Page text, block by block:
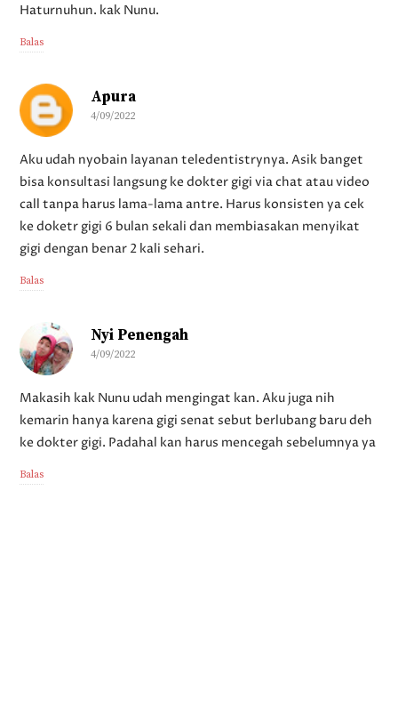
Haturnuhun. kak Nunu.
Balas
Apura
4/09/2022
Aku udah nyobain layanan teledentistrynya. Asik banget
bisa konsultasi langsung ke dokter gigi via chat atau video
call tanpa harus lama-lama antre. Harus konsisten ya cek
ke doketr gigi 6 bulan sekali dan membiasakan menyikat
gigi dengan benar 2 kali sehari.
Balas
Nyi Penengah
4/09/2022
Makasih kak Nunu udah mengingat kan. Aku juga nih
kemarin hanya karena gigi senat sebut berlubang baru deh
ke dokter gigi. Padahal kan harus mencegah sebelumnya ya
Balas